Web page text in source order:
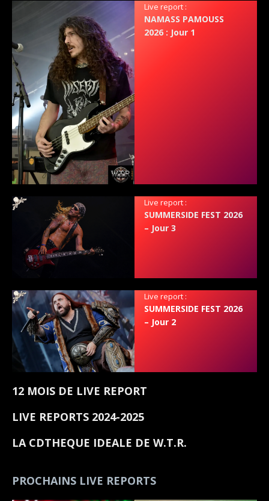
Live report :
NAMASS PAMOUSS
2026 : Jour 1
Live report :
SUMMERSIDE FEST 2026
– Jour 3
Live report :
SUMMERSIDE FEST 2026
– Jour 2
12 MOIS DE LIVE REPORT
LIVE REPORTS 2024-2025
LA CDTHEQUE IDEALE DE W.T.R.
PROCHAINS LIVE REPORTS